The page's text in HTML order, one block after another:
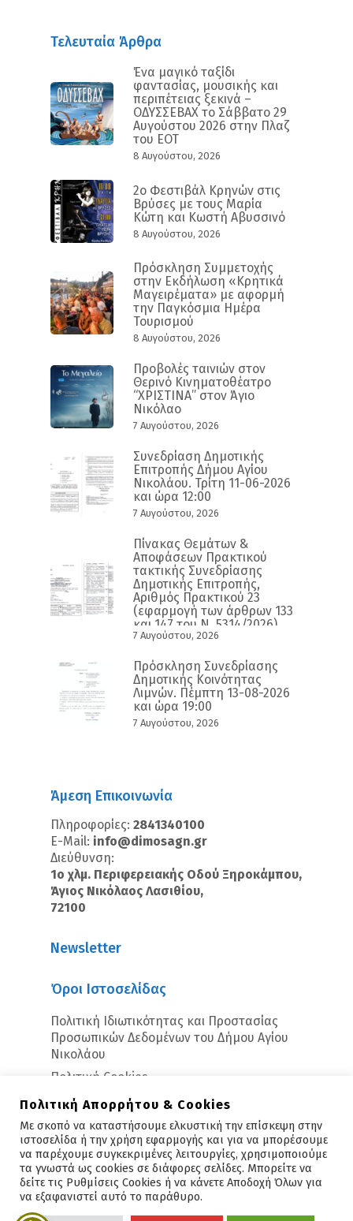
Τελευταία Άρθρα
Ένα μαγικό ταξίδι
φαντασίας, μουσικής και
περιπέτειας ξεκινά –
ΟΔΥΣΣΕΒΑΧ το Σάββατο 29
Αυγούστου 2026 στην Πλαζ
του ΕΟΤ
8 Αυγούστου, 2026
2ο Φεστιβάλ Κρηνών στις
Βρύσες με τους Μαρία
Κώτη και Κωστή Αβυσσινό
8 Αυγούστου, 2026
Πρόσκληση Συμμετοχής
στην Εκδήλωση «Κρητικά
Μαγειρέματα» με αφορμή
την Παγκόσμια Ημέρα
Τουρισμού
8 Αυγούστου, 2026
Προβολές ταινιών στον
Θερινό Κινηματοθέατρο
“ΧΡΙΣΤΙΝΑ” στον Άγιο
Νικόλαο
7 Αυγούστου, 2026
Συνεδρίαση Δημοτικής
Επιτροπής Δήμου Αγίου
Νικολάου. Τρίτη 11-06-2026
και ώρα 12:00
7 Αυγούστου, 2026
Πίνακας Θεμάτων &
Αποφάσεων Πρακτικού
τακτικής Συνεδρίασης
Δημοτικής Επιτροπής,
Αριθμός Πρακτικού 23
(εφαρμογή των άρθρων 133
και 147 του Ν. 5314/2026)
7 Αυγούστου, 2026
Πρόσκληση Συνεδρίασης
Δημοτικής Κοινότητας
Λιμνών. Πέμπτη 13-08-2026
και ώρα 19:00
7 Αυγούστου, 2026
Άμεση Επικοινωνία
Πληροφορίες: 2841340100
E-Mail: info@dimosagn.gr
Διεύθυνση:
1ο χλμ. Περιφερειακής Οδού Ξηροκάμπου,
Άγιος Νικόλαος Λασιθίου,
72100
Newsletter
Όροι Ιστοσελίδας
Πολιτική Ιδιωτικότητας και Προστασίας
Προσωπικών Δεδομένων του Δήμου Αγίου
Νικολάου
Πολιτική Cookies
Copyright © 2026 - Άγιος Νικόλαος
Υλοποίηση:Polis Suite
Πολιτική Απορρήτου & Cookies
Με σκοπό να καταστήσουμε ελκυστική την επίσκεψη στην
ιστοσελίδα ή την χρήση εφαρμογής και για να μπορέσουμε
να παρέχουμε συγκεκριμένες λειτουργίες, χρησιμοποιούμε
τα γνωστά ως cookies σε διάφορες σελίδες. Μπορείτε να
δείτε τις Ρυθμίσεις Cookies ή να κάνετε Αποδοχή Όλων για
να εξαφανιστεί αυτό το παράθυρο.